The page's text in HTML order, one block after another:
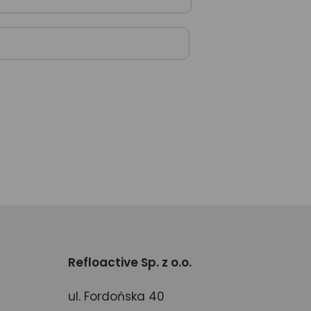
Refloactive Sp. z o.o.
ul. Fordońska 40